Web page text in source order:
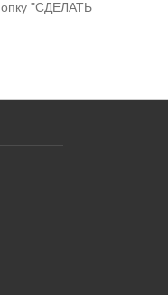
"СДЕЛАТЬ